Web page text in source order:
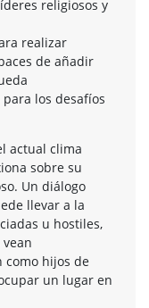
religiosos y
realizar
de añadir
los desafíos
actual clima
sobre su
Un diálogo
llevar a la
u hostiles,
como hijos de
un lugar en